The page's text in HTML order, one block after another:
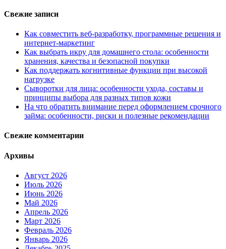
Свежие записи
Как совместить веб-разработку, программные решения и
интернет-маркетинг
Как выбрать икру для домашнего стола: особенности
хранения, качества и безопасной покупки
Как поддержать когнитивные функции при высокой
нагрузке
Сыворотки для лица: особенности ухода, составы и
принципы выбора для разных типов кожи
На что обратить внимание перед оформлением срочного
займа: особенности, риски и полезные рекомендации
Свежие комментарии
Архивы
Август 2026
Июль 2026
Июнь 2026
Май 2026
Апрель 2026
Март 2026
Февраль 2026
Январь 2026